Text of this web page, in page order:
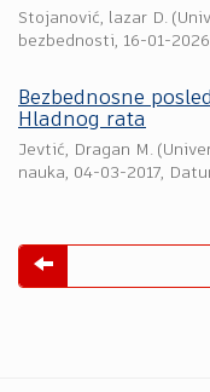
Stojanović, lazar D. (
bezbednosti, 16-01-2026
Bezbednosne
Hladnog rata
Jevtić, Dragan M. (
nauka, 04-03-2017,